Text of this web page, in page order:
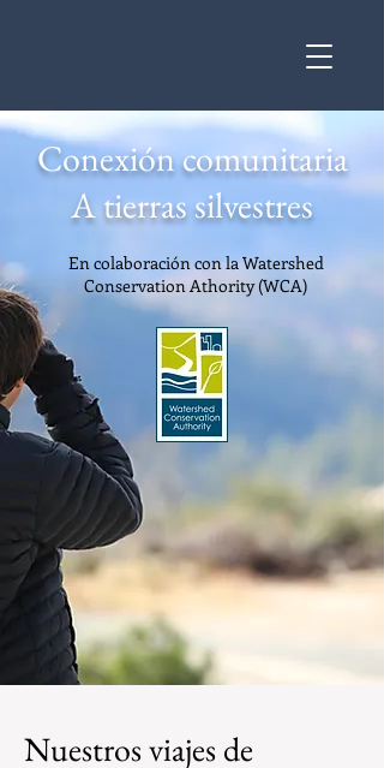
Conexión comunitaria
A tierras silvestres
En colaboración con la Watershed
Conservation Athority (WCA)
Nuestros viajes de